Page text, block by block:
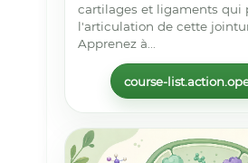
cartilages et ligaments qui
l'articulation de cette
Apprenez à...
course-